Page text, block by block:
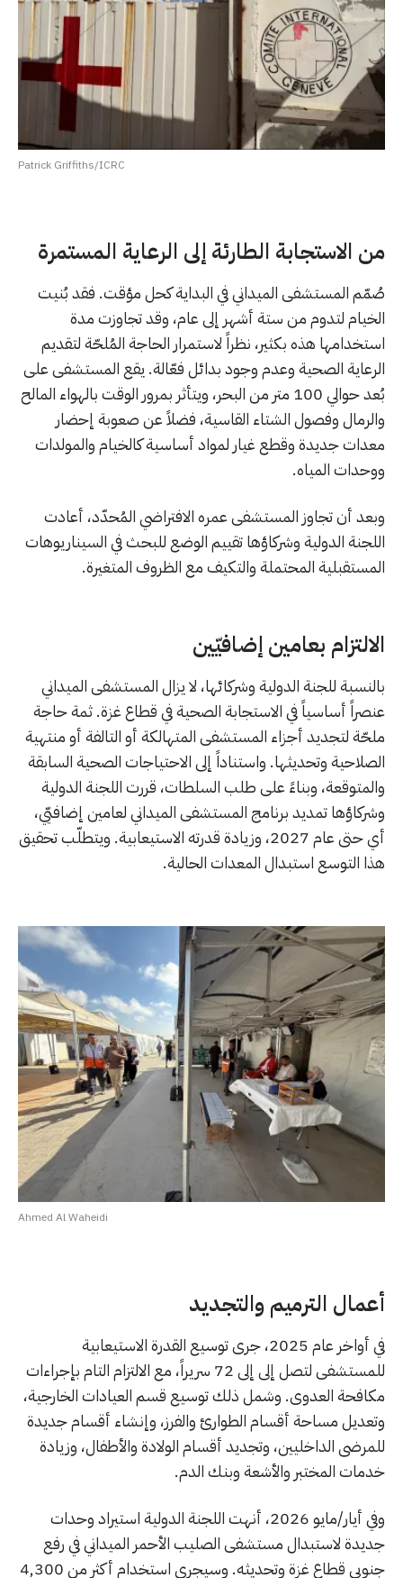
Patrick Griffiths/ICRC
من الاستجابة الطارئة إلى الرعاية المستمرة
صُمّم المستشفى الميداني في البداية كحل مؤقت. فقد بُنيت
الخيام لتدوم من ستة أشهر إلى عام، وقد تجاوزت مدة
استخدامها هذه بكثير، نظراً لاستمرار الحاجة المُلحّة لتقديم
الرعاية الصحية وعدم وجود بدائل فعّالة. يقع المستشفى على
بُعد حوالي 100 متر من البحر، ويتأثر بمرور الوقت بالهواء المالح
والرمال وفصول الشتاء القاسية، فضلاً عن صعوبة إحضار
معدات جديدة وقطع غيار لمواد أساسية كالخيام والمولدات
ووحدات المياه.
وبعد أن تجاوز المستشفى عمره الافتراضي المُحدّد، أعادت
اللجنة الدولية وشركاؤها تقييم الوضع للبحث في السيناريوهات
المستقبلية المحتملة والتكيف مع الظروف المتغيرة.
الالتزام بعامين إضافيّين
بالنسبة للجنة الدولية وشركائها، لا يزال المستشفى الميداني
عنصراً أساسياً في الاستجابة الصحية في قطاع غزة. ثمة حاجة
ملحّة لتجديد أجزاء المستشفى المتهالكة أو التالفة أو منتهية
الصلاحية وتحديثها. واستناداً إلى الاحتياجات الصحية السابقة
والمتوقعة، وبناءً على طلب السلطات، قررت اللجنة الدولية
وشركاؤها تمديد برنامج المستشفى الميداني لعامين إضافيّي،
أي حتى عام 2027، وزيادة قدرته الاستيعابية. ويتطلّب تحقيق
هذا التوسع استبدال المعدات الحالية.
Ahmed Al Waheidi
أعمال الترميم والتجديد
في أواخر عام 2025، جرى توسيع القدرة الاستيعابية
للمستشفى لتصل إلى إلى 72 سريراً، مع الالتزام التام بإجراءات
مكافحة العدوى. وشمل ذلك توسيع قسم العيادات الخارجية،
وتعديل مساحة أقسام الطوارئ والفرز، وإنشاء أقسام جديدة
للمرضى الداخليين، وتجديد أقسام الولادة والأطفال، وزيادة
خدمات المختبر والأشعة وبنك الدم.
وفي أيار/مايو 2026، أنهت اللجنة الدولية استيراد وحدات
جديدة لاستبدال مستشفى الصليب الأحمر الميداني في رفع
جنوبي قطاع غزة وتحديثه. وسيجري استخدام أكثر من 4,300